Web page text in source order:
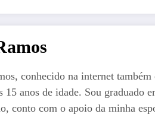
conhecido na internet
15 anos de idade. Sou graduado
conto com o apoio da minha